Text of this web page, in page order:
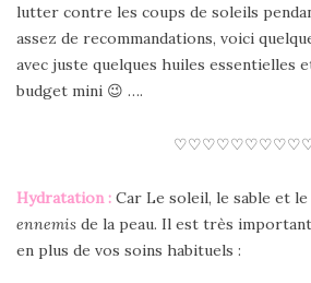
lutter contre les coups de soleils
assez de recommandations, voici
avec juste quelques huiles essentielles
budget mini 😉 ….
Hydratation : Car Le soleil, le sable et
ennemis de la peau. Il est très
en plus de vos soins habituels :